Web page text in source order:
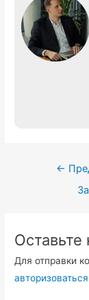
←
Для отправки
авторизоваться